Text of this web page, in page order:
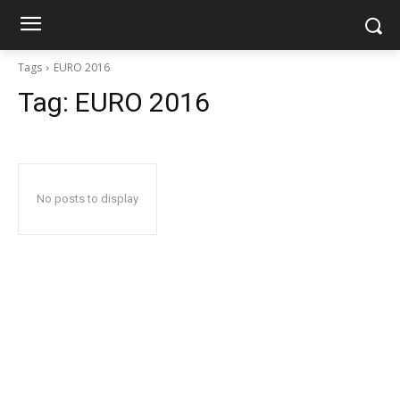
Tags EURO 2016
Tag: EURO 2016
No posts to display